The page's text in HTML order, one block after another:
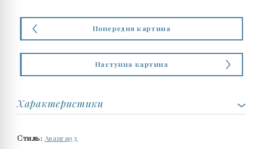
Попередня картина
Наступна картина
Характеристики
Стиль: Авангард